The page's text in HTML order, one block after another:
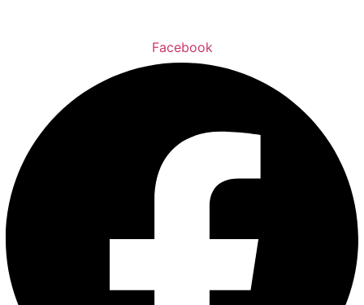
Facebook